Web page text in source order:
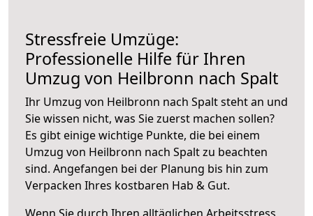
Stressfreie Umzüge:
Professionelle Hilfe für Ihren
Umzug von Heilbronn nach Spalt
Ihr Umzug von Heilbronn nach Spalt steht an und
Sie wissen nicht, was Sie zuerst machen sollen?
Es gibt einige wichtige Punkte, die bei einem
Umzug von Heilbronn nach Spalt zu beachten
sind. Angefangen bei der Planung bis hin zum
Verpacken Ihres kostbaren Hab & Gut.